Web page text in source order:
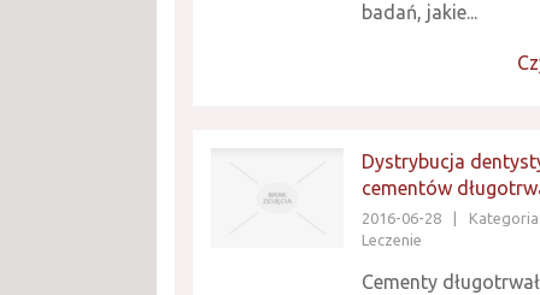
badań, jakie...
Dystrybucja
cementów
2016-06-28
Leczenie
Cementy